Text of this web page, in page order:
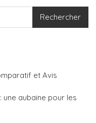
Rechercher
et Avis
une aubaine pour les